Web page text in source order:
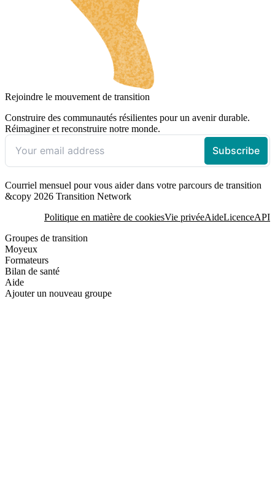
Rejoindre le mouvement de transition
Construire des communautés résilientes pour un avenir durable.
Réimaginer et reconstruire notre monde.
Courriel mensuel pour vous aider dans votre parcours de transition
&copy 2026 Transition Network
Politique en matière de cookiesVie privéeAideLicenceAPI
Groupes de transition
Moyeux
Formateurs
Bilan de santé
Aide
Ajouter un nouveau groupe